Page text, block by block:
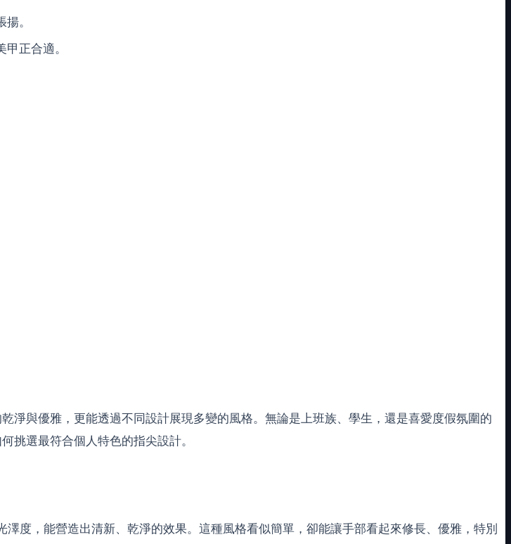
。
正合適。
淨與優雅，更能透過不同設計展現多變的風格。無論是上班族、學生，還是喜愛度假氛圍的
挑選最符合個人特色的指尖設計。
度，能營造出清新、乾淨的效果。這種風格看似簡單，卻能讓手部看起來修長、優雅，特別